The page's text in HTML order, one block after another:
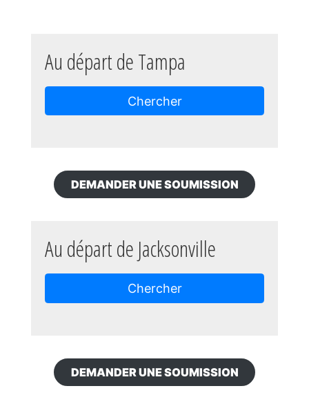
Au départ de Tampa
Chercher
DEMANDER UNE SOUMISSION
Au départ de Jacksonville
Chercher
DEMANDER UNE SOUMISSION